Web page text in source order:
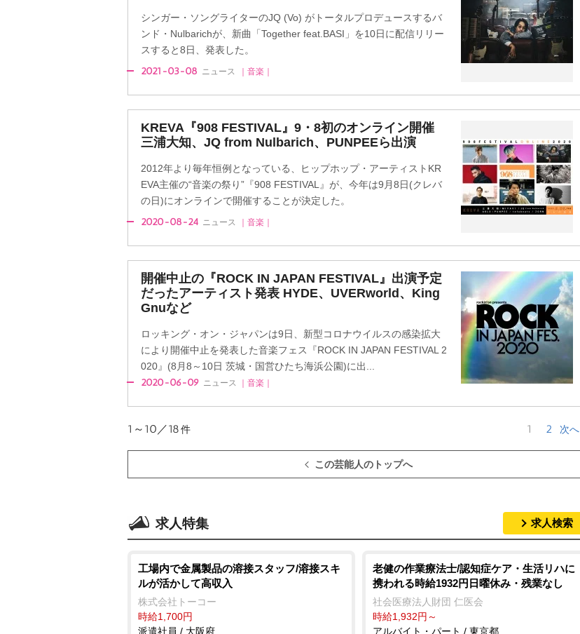
シンガー・ソングライターのJQ (Vo) がトータルプロデュースするバ
ンド・Nulbarichが、新曲「Together feat.BASI」を10日に配信リリー
スすると8日、発表した。
2021-03-08 ニュース ｜音楽｜
KREVA『908 FESTIVAL』9・8初のオンライン開催
三浦大知、JQ from Nulbarich、PUNPEEら出演
2012年より毎年恒例となっている、ヒップホップ・アーティストKR
EVA主催の“音楽の祭り”『908 FESTIVAL』が、今年は9月8日(クレバ
の日)にオンラインで開催することが決定した。
2020-08-24 ニュース ｜音楽｜
開催中止の『ROCK IN JAPAN FESTIVAL』出演予定
だったアーティスト発表 HYDE、UVERworld、King
Gnuなど
ロッキング・オン・ジャパンは9日、新型コロナウイルスの感染拡大
により開催中止を発表した音楽フェス『ROCK IN JAPAN FESTIVAL 2
020』(8月8～10日 茨城・国営ひたち海浜公園)に出...
2020-06-09 ニュース ｜音楽｜
1～10／18件 1 2 次へ
この芸能人のトップへ
求人特集 求人検索
工場内で金属製品の溶接スタッフ/溶接スキ
ルが活かして高収入
株式会社トーコー
時給1,700円
派遣社員 / 大阪府
老健の作業療法士/認知症ケア・生活リハに
携われる時給1932円日曜休み・残業なし
社会医療法人財団 仁医会
時給1,932円～
アルバイト・パート / 東京都